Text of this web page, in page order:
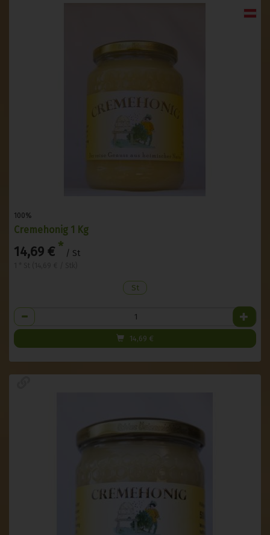
100%
Cremehonig 1 Kg
14,69 € * / St
St
Anzahl
14,69 €